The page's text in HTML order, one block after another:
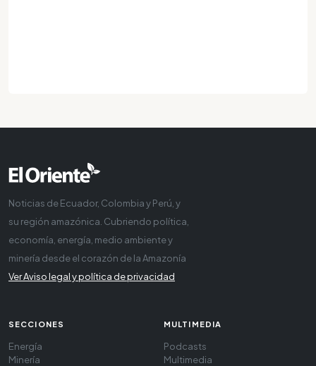
Noticias de Ecuador, Colombia y Perú, y
su región amazónica. Cubriendo política,
economía, energía, medio ambiente y
minería desde el corazón de la Amazonía
Ver Aviso legal y política de privacidad
SECCIONES
Energía
Minería
MULTIMEDIA
Podcasts
Multimedia